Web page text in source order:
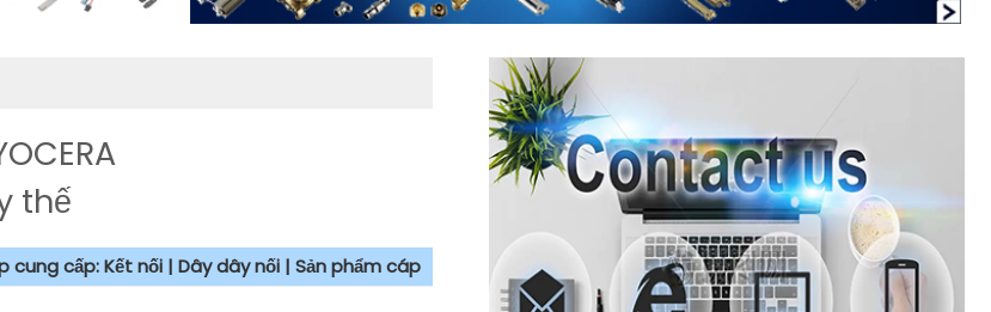
thế
cung cấp: Kết nối | Dây dây nối | Sản phẩm cáp